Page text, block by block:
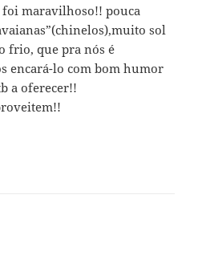
foi maravilhoso!! pouca
sol
frio, que pra nós é
encará-lo com bom humor
a oferecer!!